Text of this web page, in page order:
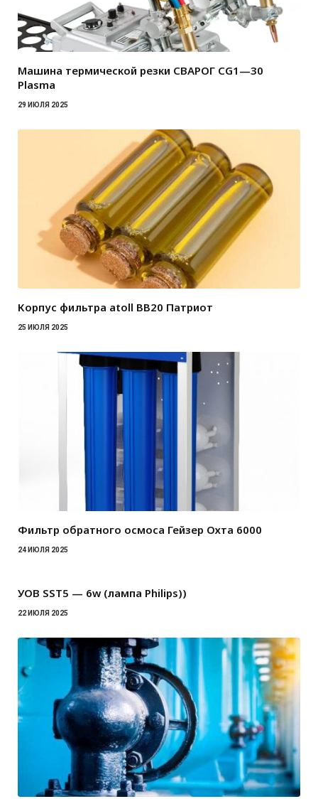
Машина термической резки СВАРОГ CG1—30
Plasma
29 ИЮЛЯ 2025
Корпус фильтра atoll BB20 Патриот
25 ИЮЛЯ 2025
Фильтр обратного осмоса Гейзер Охта 6000
24 ИЮЛЯ 2025
УОВ SST5 — 6w (лампа Philips))
22 ИЮЛЯ 2025